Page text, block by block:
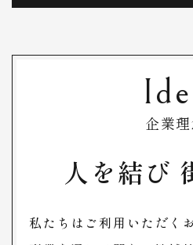
企業
人を結び
私たちはご利用いただく